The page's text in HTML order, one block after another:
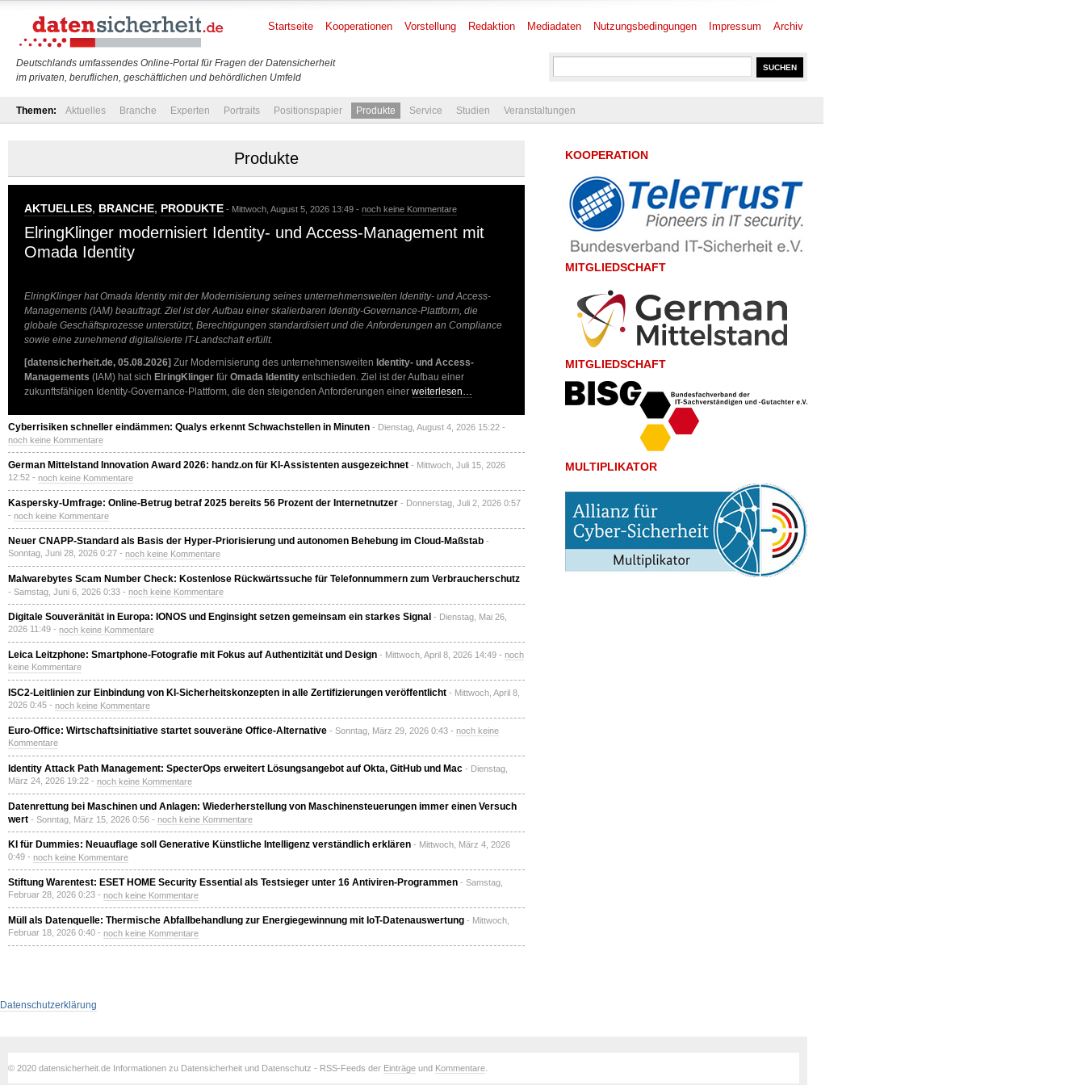
Deutschlands umfassendes Online-Portal für Fragen der Datensicherheit
im privaten, beruflichen, geschäftlichen und behördlichen Umfeld
Startseite Kooperationen Vorstellung Redaktion Mediadaten Nutzungsbedingungen Impressum Archiv
Themen: Aktuelles Branche Experten Portraits Positionspapier Produkte Service Studien Veranstaltungen
Produkte
AKTUELLES, BRANCHE, PRODUKTE - Mittwoch, August 5, 2026 13:49 - noch keine Kommentare
ElringKlinger modernisiert Identity- und Access-Management mit
Omada Identity
ElringKlinger hat Omada Identity mit der Modernisierung seines unternehmensweiten Identity- und Access-
Managements (IAM) beauftragt. Ziel ist der Aufbau einer skalierbaren Identity-Governance-Plattform, die
globale Geschäftsprozesse unterstützt, Berechtigungen standardisiert und die Anforderungen an Compliance
sowie eine zunehmend digitalisierte IT-Landschaft erfüllt.
[datensicherheit.de, 05.08.2026] Zur Modernisierung des unternehmensweiten Identity- und Access-
Managements (IAM) hat sich ElringKlinger für Omada Identity entschieden. Ziel ist der Aufbau einer
zukunftsfähigen Identity-Governance-Plattform, die den steigenden Anforderungen einer weiterlesen…
Cyberrisiken schneller eindämmen: Qualys erkennt Schwachstellen in Minuten - Dienstag, August 4, 2026 15:22 -
noch keine Kommentare
German Mittelstand Innovation Award 2026: handz.on für KI-Assistenten ausgezeichnet - Mittwoch, Juli 15, 2026
12:52 - noch keine Kommentare
Kaspersky-Umfrage: Online-Betrug betraf 2025 bereits 56 Prozent der Internetnutzer - Donnerstag, Juli 2, 2026 0:57
- noch keine Kommentare
Neuer CNAPP-Standard als Basis der Hyper-Priorisierung und autonomen Behebung im Cloud-Maßstab -
Sonntag, Juni 28, 2026 0:27 - noch keine Kommentare
Malwarebytes Scam Number Check: Kostenlose Rückwärtssuche für Telefonnummern zum Verbraucherschutz
- Samstag, Juni 6, 2026 0:33 - noch keine Kommentare
Digitale Souveränität in Europa: IONOS und Enginsight setzen gemeinsam ein starkes Signal - Dienstag, Mai 26,
2026 11:49 - noch keine Kommentare
Leica Leitzphone: Smartphone-Fotografie mit Fokus auf Authentizität und Design - Mittwoch, April 8, 2026 14:49 - noch
keine Kommentare
ISC2-Leitlinien zur Einbindung von KI-Sicherheitskonzepten in alle Zertifizierungen veröffentlicht - Mittwoch, April 8,
2026 0:45 - noch keine Kommentare
Euro-Office: Wirtschaftsinitiative startet souveräne Office-Alternative - Sonntag, März 29, 2026 0:43 - noch keine
Kommentare
Identity Attack Path Management: SpecterOps erweitert Lösungsangebot auf Okta, GitHub und Mac - Dienstag,
März 24, 2026 19:22 - noch keine Kommentare
Datenrettung bei Maschinen und Anlagen: Wiederherstellung von Maschinensteuerungen immer einen Versuch
wert - Sonntag, März 15, 2026 0:56 - noch keine Kommentare
KI für Dummies: Neuauflage soll Generative Künstliche Intelligenz verständlich erklären - Mittwoch, März 4, 2026
0:49 - noch keine Kommentare
Stiftung Warentest: ESET HOME Security Essential als Testsieger unter 16 Antiviren-Programmen - Samstag,
Februar 28, 2026 0:23 - noch keine Kommentare
Müll als Datenquelle: Thermische Abfallbehandlung zur Energiegewinnung mit IoT-Datenauswertung - Mittwoch,
Februar 18, 2026 0:40 - noch keine Kommentare
KOOPERATION
MITGLIEDSCHAFT
MITGLIEDSCHAFT
MULTIPLIKATOR
Datenschutzerklärung
© 2020 datensicherheit.de Informationen zu Datensicherheit und Datenschutz - RSS-Feeds der Einträge und Kommentare